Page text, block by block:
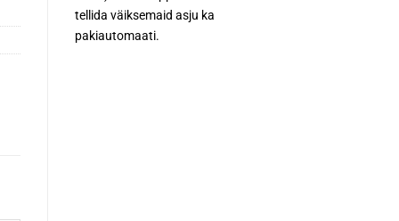
tellida väiksemaid asju ka
pakiautomaati.